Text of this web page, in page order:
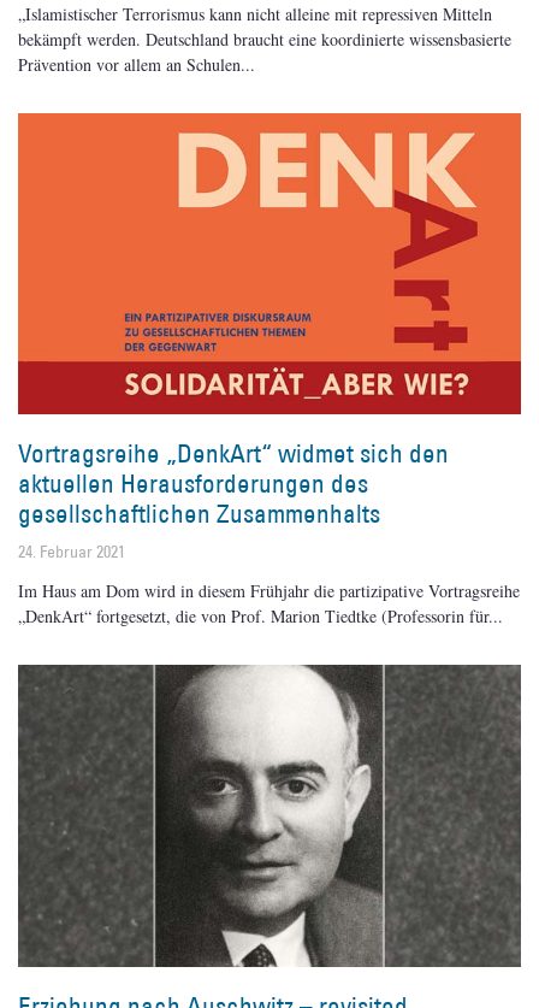
„Islamistischer Terrorismus kann nicht alleine mit repressiven Mitteln
bekämpft werden. Deutschland braucht eine koordinierte wissensbasierte
Prävention vor allem an Schulen
Vortragsreihe „DenkArt“ widmet sich den
aktuellen Herausforderungen des
gesellschaftlichen Zusammenhalts
24. Februar 2021
Im Haus am Dom wird in diesem Frühjahr die partizipative Vortragsreihe
„DenkArt“ fortgesetzt, die von Prof. Marion Tiedtke (Professorin für